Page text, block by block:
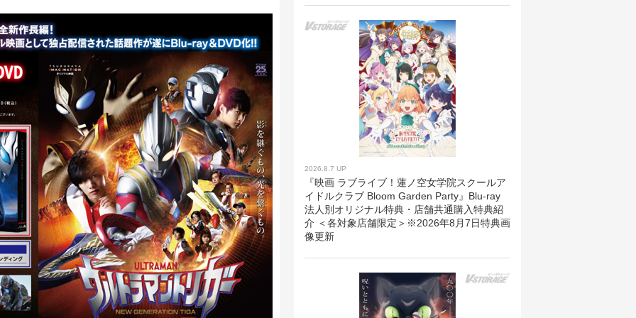
2026.8.7 UP
『映画 ラブライブ！蓮ノ空女学院スクールア
イドルクラブ Bloom Garden Party』Blu-ray
法人別オリジナル特典・店舗共通購入特典紹
介 ＜各対象店舗限定＞※2026年8月7日特典画
像更新